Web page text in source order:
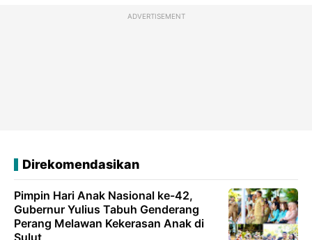
ADVERTISEMENT
Direkomendasikan
Pimpin Hari Anak Nasional ke-42,
Gubernur Yulius Tabuh Genderang
Perang Melawan Kekerasan Anak di
Sulut